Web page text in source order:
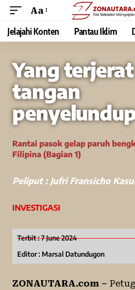
Aa
Jelajahi Konten Pantau Iklim
Yang
tangan
Rantai pasok gelap paruh
Filipina (Bagian 1)
Peliput :Jufri Fransicho
INVESTIGASI
Terbit :7 June 2024
Editor : Marsal Datundugon
ZONAUTARA.com –